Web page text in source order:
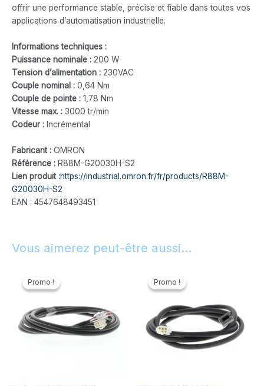
offrir une performance stable, précise et fiable dans toutes vos
applications d’automatisation industrielle.
Informations techniques :
Puissance nominale : 200 W
Tension d’alimentation : 230VAC
Couple nominal : 0,64 Nm
Couple de pointe : 1,78 Nm
Vitesse max. : 3000 tr/min
Codeur : Incrémental
Fabricant : OMRON
Référence : R88M-G20030H-S2
Lien produit :https://industrial.omron.fr/fr/products/R88M-
G20030H-S2
EAN : 4547648493451
Vous aimerez peut-être aussi…
Promo !
Promo !
prix
initial
224,40 €.146,00 €.
Promo !
Promo !
prix
initial
162,88 €.106,00 €.